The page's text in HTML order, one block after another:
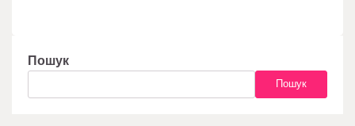
Пошук
Пошук